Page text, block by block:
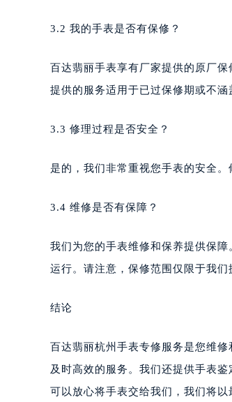
3.2 我的手表是否有保修？
百达翡丽手表享有厂家提供的原厂
提供的服务适用于已过保修期或不涵
3.3 修理过程是否安全？
是的，我们非常重视您手表的安全
3.4 维修是否有保障？
我们为您的手表维修和保养提供保
运行。请注意，保修范围仅限于我们
结论
百达翡丽杭州手表专修服务是您维
及时高效的服务。我们还提供手表
可以放心将手表交给我们，我们将